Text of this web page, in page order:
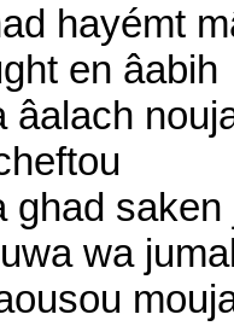
hayémt
en âabih
âalach
ghad
wa